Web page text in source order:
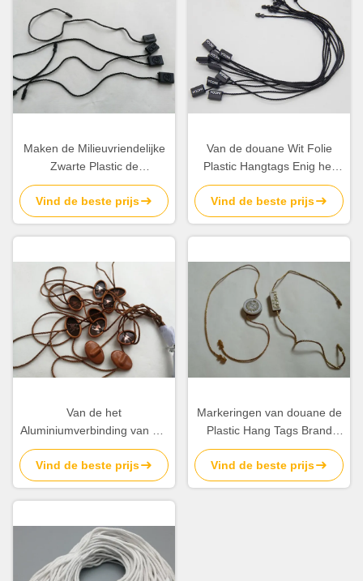
Maken de Milieuvriendelijke
Zwarte Plastic de
Bandmarkeringen van de
ordedouane Logo Single
End String in reliëf
Vind de beste prijs
Van de douane Wit Folie
Plastic Hangtags Enig het
Beëindigenkoord van Logo
Black Plastic Tags Small
Vind de beste prijs
Van de het
Aluminiumverbinding van het
douane Goedkope
Kledingstuk de
Veiligheidsmarkeringen
Koord Gedrukt Logo
Vind de beste prijs
Markeringen van douane de
Plastic Hang Tags Brand
Name Swing voor Koord van
Kleren het Dubbele Einden
Vind de beste prijs